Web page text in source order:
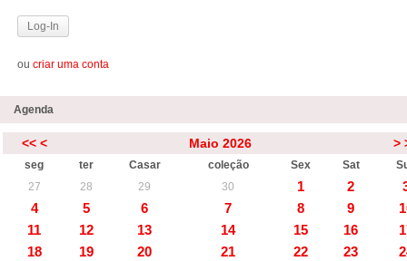
ou criar uma conta
Agenda
<< < Maio 2026 >
seg ter Casar coleção Sex Sat
27
28 29 30 1 2
4
5 6 7 8 9
11
12 13 14 15 16
18
19 20 21 22 23